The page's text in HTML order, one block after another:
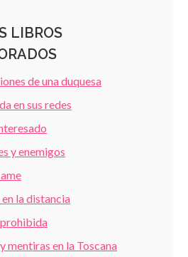
LIBROS
de una duquesa
en sus redes
y enemigos
en la distancia
mentiras en la Toscana